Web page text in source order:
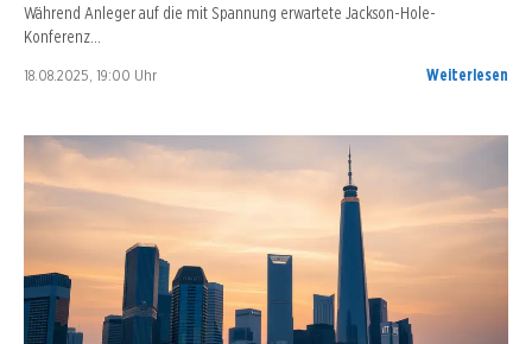
Während Anleger auf die mit Spannung erwartete Jackson-Hole-
Konferenz…
18.08.2025, 19:00 Uhr Weiterlesen